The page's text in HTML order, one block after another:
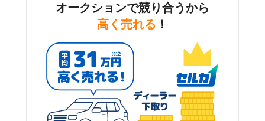
オークションで競り合うから
高く売れる ！